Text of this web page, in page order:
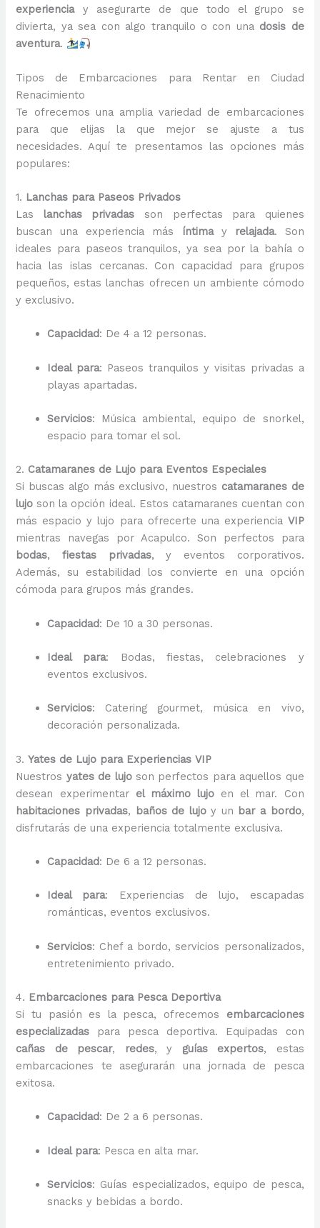
experienciay asegurarte de que todo el grupo se
divierta, ya sea con algo tranquilo o con una dosis de
aventura.
Tipos de Embarcaciones para Rentar en Ciudad
Renacimiento
Te ofrecemos una amplia variedad de embarcaciones
para que elijas la que mejor se ajuste a tus
necesidades. Aquí te presentamos las opciones más
populares:
1. Lanchas para Paseos Privados
Las lanchas privadas son perfectas para quienes
buscan una experiencia más íntimay relajada. Son
ideales para paseos tranquilos, ya sea por la bahía o
hacia las islas cercanas. Con capacidad para grupos
pequeños, estas lanchas ofrecen un ambiente cómodo
y exclusivo.
Capacidad: De 4 a 12 personas.
Ideal para: Paseos tranquilos y visitas privadas a
playas apartadas.
Servicios: Música ambiental, equipo de snorkel,
espacio para tomar el sol.
2. Catamaranes de Lujo para Eventos Especiales
Si buscas algo más exclusivo, nuestros catamaranes de
lujo son la opción ideal. Estos catamaranes cuentan con
más espacio y lujo para ofrecerte una experiencia VIP
mientras navegas por Acapulco. Son perfectos para
bodas,fiestas privadas, y eventos corporativos.
Además, su estabilidad los convierte en una opción
cómoda para grupos más grandes.
Capacidad: De 10 a 30 personas.
Ideal para: Bodas, fiestas, celebraciones y
eventos exclusivos.
Servicios: Catering gourmet, música en vivo,
decoración personalizada.
3.Yates de Lujo para Experiencias VIP
Nuestros yates de lujoson perfectos para aquellos que
desean experimentar el máximo lujo en el mar. Con
habitaciones privadas, baños de lujoy un bar a bordo,
disfrutarás de una experiencia totalmente exclusiva.
Capacidad: De 6 a 12 personas.
Ideal para: Experiencias de lujo, escapadas
románticas, eventos exclusivos.
Servicios: Chef a bordo, servicios personalizados,
entretenimiento privado.
4. Embarcaciones para Pesca Deportiva
Si tu pasión es la pesca, ofrecemos embarcaciones
especializadas para pesca deportiva. Equipadas con
cañas de pescar, redes, y guías expertos, estas
embarcaciones te asegurarán una jornada de pesca
exitosa.
Capacidad: De 2 a 6 personas.
Ideal para: Pesca en alta mar.
Servicios: Guías especializados, equipo de pesca,
snacks y bebidas a bordo.